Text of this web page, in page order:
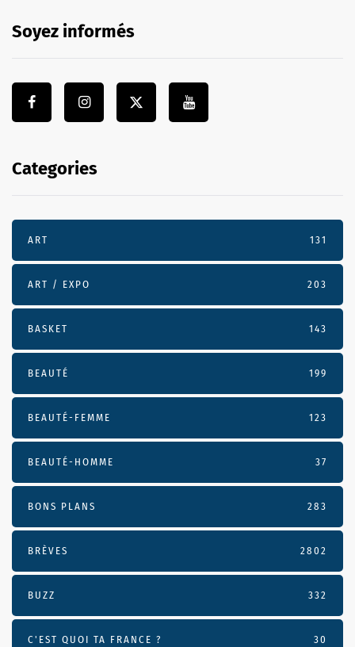
Soyez informés
Categories
ART 131
ART / EXPO 203
BASKET 143
BEAUTÉ 199
BEAUTÉ-FEMME 123
BEAUTÉ-HOMME 37
BONS PLANS 283
BRÈVES 2802
BUZZ 332
C'EST QUOI TA FRANCE ? 30